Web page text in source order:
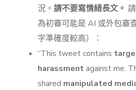
況。 請不要寫情緒長文。
為初審可能是 AI 或外包審
字準確度較高）：
“This tweet contains
harassmentagainst me.
shared manipulated